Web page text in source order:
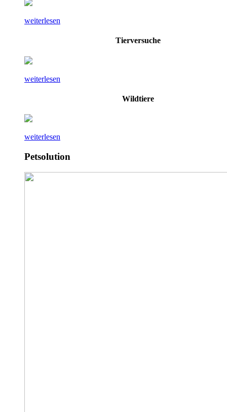
weiterlesen
Tierversuche
weiterlesen
Wildtiere
weiterlesen
Petsolution